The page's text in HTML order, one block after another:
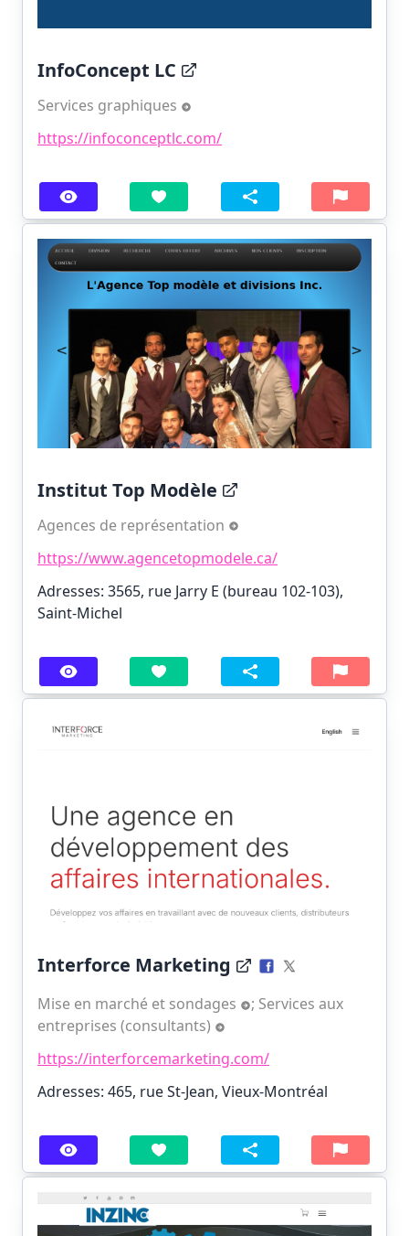
InfoConcept LC
Services graphiques
https://infoconceptlc.com/
Institut Top Modèle
Agences de représentation
https://www.agencetopmodele.ca/
Adresses: 3565, rue Jarry E (bureau 102-103),
Saint-Michel
Interforce Marketing
Mise en marché et sondages ; Services aux
entreprises (consultants)
https://interforcemarketing.com/
Adresses: 465, rue St-Jean, Vieux-Montréal